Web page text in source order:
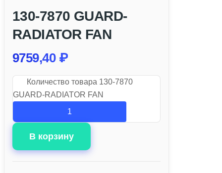
130-7870 GUARD-
RADIATOR FAN
9759,40 ₽
Количество товара 130-7870
GUARD-RADIATOR FAN
В корзину